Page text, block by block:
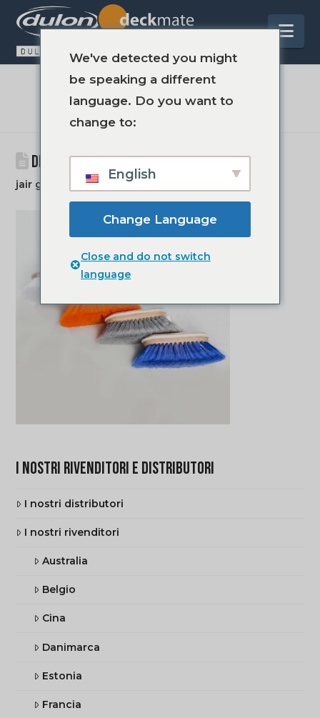
IL BLOG
DM110 BORSTEL EXTRA ZACHT - GRUPPO
jair groot 7 febbraio 2023
I NOSTRI RIVENDITORI E DISTRIBUTORI
I nostri distributori
I nostri rivenditori
Australia
Belgio
Cina
Danimarca
Estonia
Francia
We've detected you might
be speaking a different
language. Do you want to
change to:
English
Change Language
Close and do not switch
language